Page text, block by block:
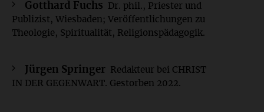
Gotthard Fuchs
Dr. phil., Priester und
Publizist, Wiesbaden; Veröffentlichungen zu
Theologie, Spiritualität, Religionspädagogik.
Jürgen Springer
Redakteur bei CHRIST
IN DER GEGENWART. Gestorben 2022.